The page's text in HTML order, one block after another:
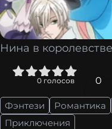
Нина в
0 голосов 0
Фэнтези Романтика
Приключения